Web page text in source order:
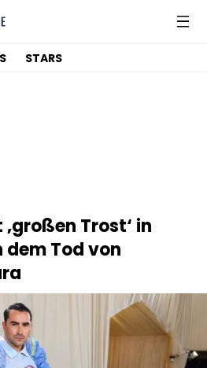
STARS
Trost‘ in
dem Tod von